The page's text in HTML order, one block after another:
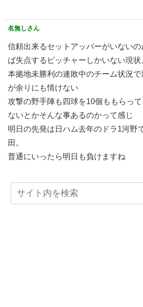
名無しさん
信頼出来るセットアッパーがいない
ば失点するピッチャーしかいない現状
本拠地未勝利の連敗中のチーム状況
が余りにも情けない
攻撃の野手陣も四球を10個ももらっ
ないとかそんな事あるのかって感じ
明日の先発は日ハム去年のドラ1河野
田。
普通にいったら明日も負けますね